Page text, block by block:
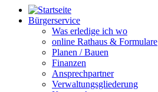
Bürgerservice
Was erledige ich wo
online Rathaus & Formulare
Planen / Bauen
Finanzen
Ansprechpartner
Verwaltungsgliederung